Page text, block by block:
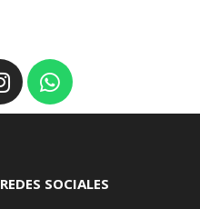
REDES SOCIALES